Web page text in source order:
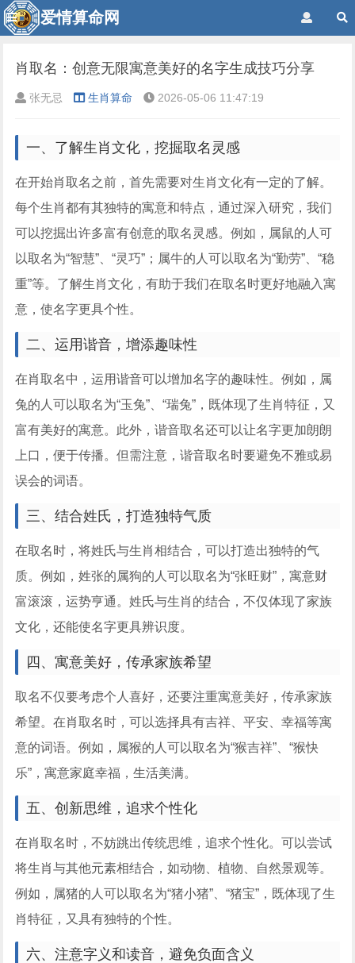
爱情算命网
肖取名：创意无限寓意美好的名字生成技巧分享
张无忌 生肖算命 2026-05-06 11:47:19
一、了解生肖文化，挖掘取名灵感
在开始肖取名之前，首先需要对生肖文化有一定的了解。
每个生肖都有其独特的寓意和特点，通过深入研究，我们
可以挖掘出许多富有创意的取名灵感。例如，属鼠的人可
以取名为“智慧”、“灵巧”；属牛的人可以取名为“勤劳”、“稳
重”等。了解生肖文化，有助于我们在取名时更好地融入寓
意，使名字更具个性。
二、运用谐音，增添趣味性
在肖取名中，运用谐音可以增加名字的趣味性。例如，属
兔的人可以取名为“玉兔”、“瑞兔”，既体现了生肖特征，又
富有美好的寓意。此外，谐音取名还可以让名字更加朗朗
上口，便于传播。但需注意，谐音取名时要避免不雅或易
误会的词语。
三、结合姓氏，打造独特气质
在取名时，将姓氏与生肖相结合，可以打造出独特的气
质。例如，姓张的属狗的人可以取名为“张旺财”，寓意财
富滚滚，运势亨通。姓氏与生肖的结合，不仅体现了家族
文化，还能使名字更具辨识度。
四、寓意美好，传承家族希望
取名不仅要考虑个人喜好，还要注重寓意美好，传承家族
希望。在肖取名时，可以选择具有吉祥、平安、幸福等寓
意的词语。例如，属猴的人可以取名为“猴吉祥”、“猴快
乐”，寓意家庭幸福，生活美满。
五、创新思维，追求个性化
在肖取名时，不妨跳出传统思维，追求个性化。可以尝试
将生肖与其他元素相结合，如动物、植物、自然景观等。
例如，属猪的人可以取名为“猪小猪”、“猪宝”，既体现了生
肖特征，又具有独特的个性。
六、注意字义和读音，避免负面含义